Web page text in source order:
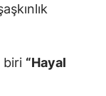
biri “Hayal